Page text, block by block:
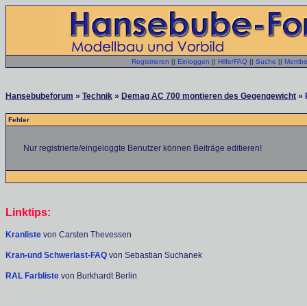
Registrieren || Einloggen || Hilfe/FAQ || Suche ||
Hansebubeforum » Technik » Demag AC 700 montieren des Gegengewicht »
Fehler
Nur registrierte/eingeloggte Benutzer können Beiträge editieren!
Linktips:
Kranliste von Carsten Thevessen
Kran-und Schwerlast-FAQ von Sebastian Suchanek
RAL Farbliste von Burkhardt Berlin